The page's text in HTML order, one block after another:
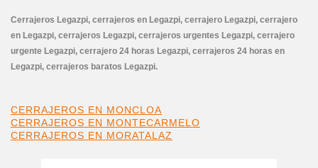
Cerrajeros Legazpi, cerrajeros en Legazpi, cerrajero Legazpi, cerrajero
en Legazpi, cerrajeros Legazpi, cerrajeros urgentes Legazpi, cerrajero
urgente Legazpi, cerrajero 24 horas Legazpi, cerrajeros 24 horas en
Legazpi, cerrajeros baratos Legazpi.
CERRAJEROS EN MONCLOA
CERRAJEROS EN MONTECARMELO
CERRAJEROS EN MORATALAZ